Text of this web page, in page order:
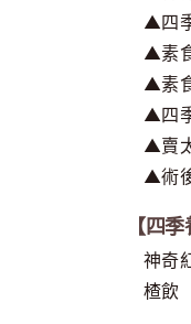
▲四
▲素
▲素
▲四
▲賣
▲術
【四
神奇
楂飲